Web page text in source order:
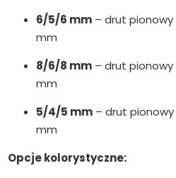
6/5/6 mm – drut
mm
8/6/8 mm – drut
mm
5/4/5 mm – drut
mm
Opcje kolorystyczne: